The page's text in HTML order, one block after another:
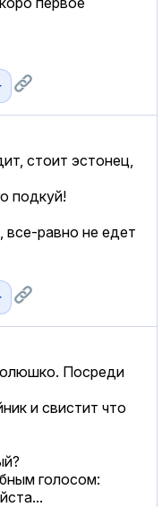
стоит эстонец,
подкуй!
все-равно не едет
Посреди
и свистит что
голосом: